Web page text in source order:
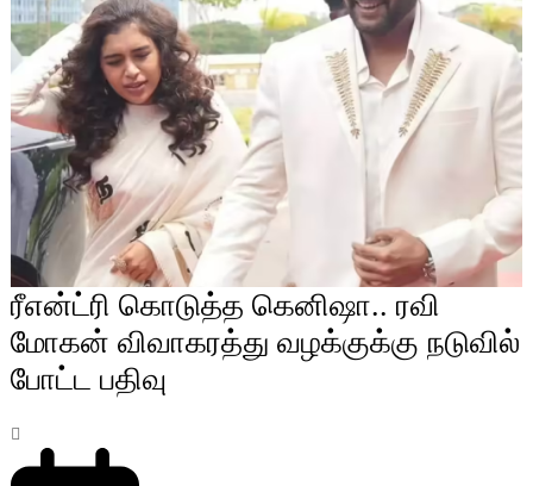
ரீஎன்ட்ரி கொடுத்த கெனிஷா.. ரவி
மோகன் விவாகரத்து வழக்குக்கு நடுவில்
போட்ட பதிவு